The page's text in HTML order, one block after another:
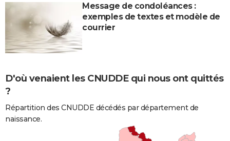
Message de condoléances :
exemples de textes et modèle de
courrier
D'où venaient les CNUDDE qui nous ont quittés
?
Répartition des CNUDDE décédés par département de
naissance.